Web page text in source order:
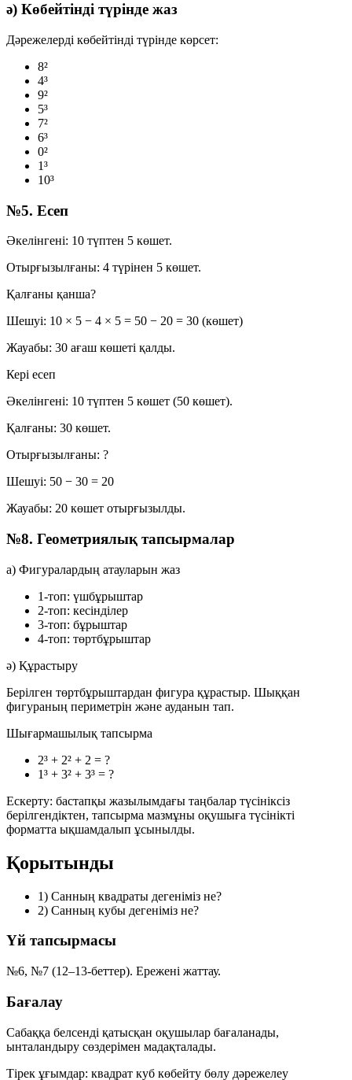
ә) Көбейтінді түрінде жаз
Дәрежелерді көбейтінді түрінде көрсет:
8²
4³
9²
5³
7²
6³
0²
1³
10³
№5. Есеп
Әкелінгені: 10 түптен 5 көшет.
Отырғызылғаны: 4 түрінен 5 көшет.
Қалғаны қанша?
Шешуі: 10 × 5 − 4 × 5 = 50 − 20 = 30 (көшет)
Жауабы: 30 ағаш көшеті қалды.
Кері есеп
Әкелінгені: 10 түптен 5 көшет (50 көшет).
Қалғаны: 30 көшет.
Отырғызылғаны: ?
Шешуі: 50 − 30 = 20
Жауабы: 20 көшет отырғызылды.
№8. Геометриялық тапсырмалар
а) Фигуралардың атауларын жаз
1-топ: үшбұрыштар
2-топ: кесінділер
3-топ: бұрыштар
4-топ: төртбұрыштар
ә) Құрастыру
Берілген төртбұрыштардан фигура құрастыр. Шыққан
фигураның периметрін және ауданын тап.
Шығармашылық тапсырма
2³ + 2² + 2 = ?
1³ + 3² + 3³ = ?
Ескерту: бастапқы жазылымдағы таңбалар түсініксіз
берілгендіктен, тапсырма мазмұны оқушыға түсінікті
форматта ықшамдалып ұсынылды.
Қорытынды
1) Санның квадраты дегеніміз не?
2) Санның кубы дегеніміз не?
Үй тапсырмасы
№6, №7 (12–13-беттер). Ережені жаттау.
Бағалау
Сабаққа белсенді қатысқан оқушылар бағаланады,
ынталандыру сөздерімен мадақталады.
Тірек ұғымдар: квадрат куб көбейту бөлу дәрежелеу